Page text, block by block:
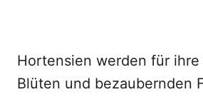
Hortensien werden für
Blüten und bezaubernden